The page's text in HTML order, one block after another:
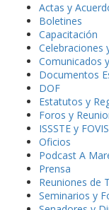
Actas y
Boletines
Capacitación
Celebraciones
Comunicados
Documentos
DOF
Estatutos y
Foros y
ISSSTE y
Oficios
Podcast A
Prensa
Reuniones de
Seminarios y